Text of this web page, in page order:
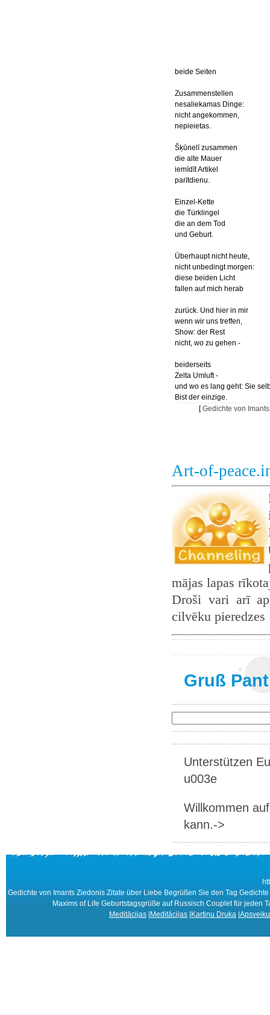
beide Seiten
Zusammenstellen
nesaliekamas Dinge:
nicht angekommen,
nepieietas.
Šķūnelī zusammen
die alte Mauer
iemīdīt Artikel
parītdienu.
Einzel-Kette
die Türklingel
die an dem Tod
und Geburt.
Überhaupt nicht heute,
nicht unbedingt morgen:
diese beiden Licht
fallen auf mich herab
zurück. Und hier in mir
wenn wir uns treffen,
Show: der Rest
nicht, wo zu gehen -
beiderseits
Zelta Umluft -
und wo es lang geht: Sie
Bist der einzige.
[Gedichte von
Art-of-
mājas lapas
Droši vari arī
cilvēku
Gruß
Unterstützen
u003e
Willkommen
kann.->
Gedichte von Imants Ziedonis Zitate über Liebe Begrüßen Sie den Tag
Maxims of Life Geburtstagsgrüße auf Russisch Couplet für jeden
Meditācijas Meditācijas Kartiņu Druka